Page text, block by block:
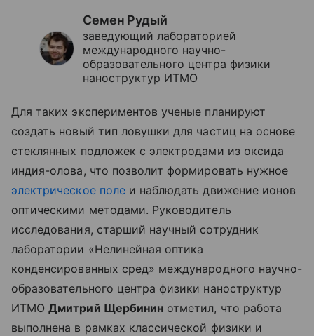
Семен Рудый
заведующий лабораторией
международного научно-
образовательного центра физики
наноструктур ИТМО
Для таких экспериментов ученые планируют
создать новый тип ловушки для частиц на основе
стеклянных подложек с электродами из оксида
индия-олова, что позволит формировать нужное
электрическое полеи наблюдать движение ионов
оптическими методами. Руководитель
исследования, старший научный сотрудник
лаборатории «Нелинейная оптика
конденсированных сред» международного научно-
образовательного центра физики наноструктур
ИТМОДмитрий Щербинин отметил, что работа
выполнена в рамках классической физики и